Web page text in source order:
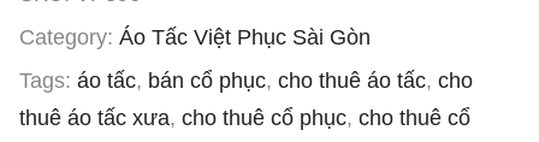
Category: Áo Tấc Việt Phục Sài Gòn
Tags: áo tấc, bán cổ phục, cho thuê áo tấc, cho
thuê áo tấc xưa, cho thuê cổ phục, cho thuê cổ